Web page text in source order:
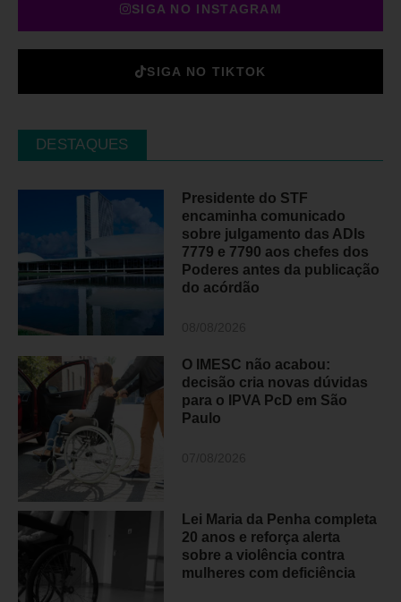
SIGA NO INSTAGRAM
SIGA NO TIKTOK
DESTAQUES
Presidente do STF
encaminha comunicado
sobre julgamento das ADIs
7779 e 7790 aos chefes dos
Poderes antes da publicação
do acórdão
O IMESC não acabou:
decisão cria novas dúvidas
para o IPVA PcD em São
Paulo
Lei Maria da Penha completa
20 anos e reforça alerta
sobre a violência contra
mulheres com deficiência